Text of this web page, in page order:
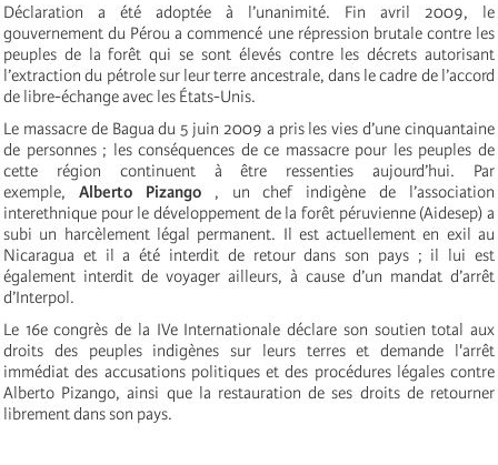
Déclaration a été adoptée à l’unanimité. Fin avril 2009, le
gouvernement du Pérou a commencé une répression brutale contre les
peuples de la forêt qui se sont élevés contre les décrets autorisant
l’extraction du pétrole sur leur terre ancestrale, dans le cadre de l’accord
de libre-échange avec les États-Unis.
Le massacre de Bagua du 5 juin 2009 a pris les vies d’une cinquantaine
de personnes ; les conséquences de ce massacre pour les peuples de
cette région continuent à être ressenties aujourd’hui. Par
exemple, Alberto Pizango , un chef indigène de l’association
interethnique pour le développement de la forêt péruvienne (Aidesep) a
subi un harcèlement légal permanent. Il est actuellement en exil au
Nicaragua et il a été interdit de retour dans son pays ; il lui est
également interdit de voyager ailleurs, à cause d’un mandat d’arrêt
d’Interpol.
Le 16e congrès de la IVe Internationale déclare son soutien total aux
droits des peuples indigènes sur leurs terres et demande l'arrêt
immédiat des accusations politiques et des procédures légales contre
Alberto Pizango, ainsi que la restauration de ses droits de retourner
librement dans son pays.